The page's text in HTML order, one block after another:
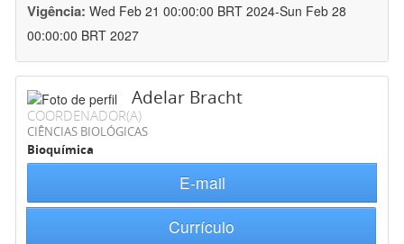
Vigência: Wed Feb 21 00:00:00 BRT 2024-Sun Feb 28
00:00:00 BRT 2027
Adelar Bracht
COORDENADOR(A)
CIÊNCIAS BIOLÓGICAS
Bioquímica
E-mail
Currículo